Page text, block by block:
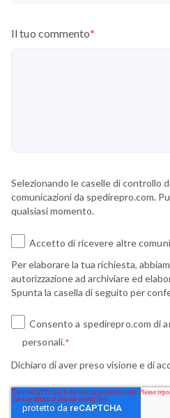
Il tuo commento*
Selezionando le caselle di controllo
comunicazioni da spedirepro.com.
qualsiasi momento.
Accetto di ricevere altre
Per elaborare la tua richiesta,
autorizzazione ad archiviare ed
Spunta la casella di seguito per
Consento a spedirepro.com di
personali.*
Dichiaro di aver preso visione e di